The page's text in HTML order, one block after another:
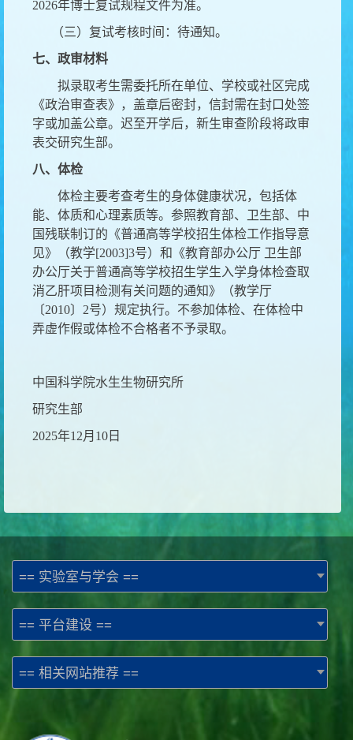
2026年博士复试规程文件为准。
（三）复试考核时间：待通知。
七、政审材料
拟录取考生需委托所在单位、学校或社区完成
《政治审查表》，盖章后密封，信封需在封口处签
字或加盖公章。迟至开学后，新生审查阶段将政审
表交研究生部。
八、体检
体检主要考查考生的身体健康状况，包括体
能、体质和心理素质等。参照教育部、卫生部、中
国残联制订的《普通高等学校招生体检工作指导意
见》（教学[2003]3号）和《教育部办公厅 卫生部
办公厅关于普通高等学校招生学生入学身体检查取
消乙肝项目检测有关问题的通知》（教学厅
〔2010〕2号）规定执行。不参加体检、在体检中
弄虚作假或体检不合格者不予录取。
中国科学院水生生物研究所
研究生部
2025年12月 10 日
== 实验室与学会 ==
== 平台建设 ==
== 相关网站推荐 ==